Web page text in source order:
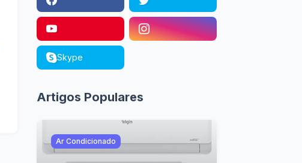
Skype
Artigos Populares
Ar Condicionado